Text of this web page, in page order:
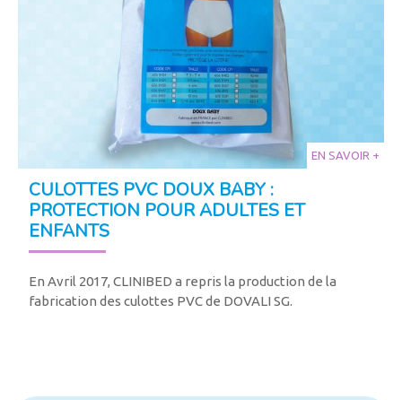
EN SAVOIR +
CULOTTES PVC DOUX BABY :
PROTECTION POUR ADULTES ET
ENFANTS
En Avril 2017, CLINIBED a repris la production de la
fabrication des culottes PVC de DOVALI SG.